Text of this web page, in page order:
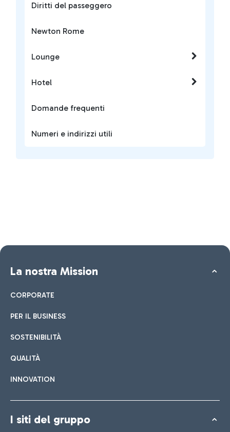
Diritti del passeggero
Newton Rome
Lounge
Hotel
Domande frequenti
Numeri e indirizzi utili
La nostra Mission
CORPORATE
PER IL BUSINESS
SOSTENIBILITÀ
QUALITÀ
INNOVATION
I siti del gruppo